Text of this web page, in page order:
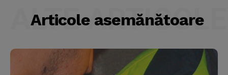
Articole asemănătoare
ALTE ARTICOLE